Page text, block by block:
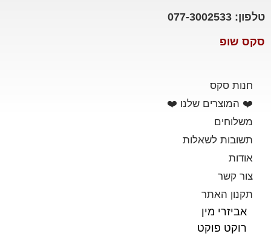
טלפון: 077-3002533
סקס שופ
חנות סקס
❤️ המוצרים שלנו ❤️
משלוחים
תשובות לשאלות
אודות
צור קשר
תקנון האתר
אביזרי מין
רוקט פוקט